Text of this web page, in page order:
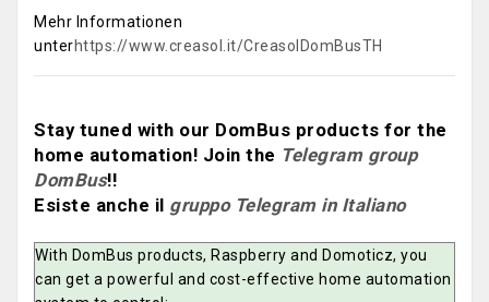
Mehr Informationen
unterhttps://www.creasol.it/CreasolDomBusTH
Stay tuned with our DomBus products for the
home automation! Join the Telegram group
DomBus!!
Esiste anche il gruppo Telegram in Italiano
With DomBus products, Raspberry and Domoticz, you
can get a powerful and cost-effective home automation